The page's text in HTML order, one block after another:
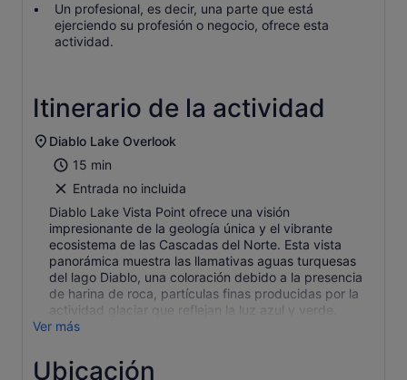
Un profesional, es decir, una parte que está
ejerciendo su profesión o negocio, ofrece esta
actividad.
Itinerario de la actividad
Diablo Lake Overlook
15 min
Entrada no incluida
Diablo Lake Vista Point ofrece una visión
impresionante de la geología única y el vibrante
ecosistema de las Cascadas del Norte. Esta vista
panorámica muestra las llamativas aguas turquesas
del lago Diablo, una coloración debido a la presencia
de harina de roca, partículas finas producidas por la
actividad glaciar que reflejan la luz azul y verde.
Ver más
Ubicación